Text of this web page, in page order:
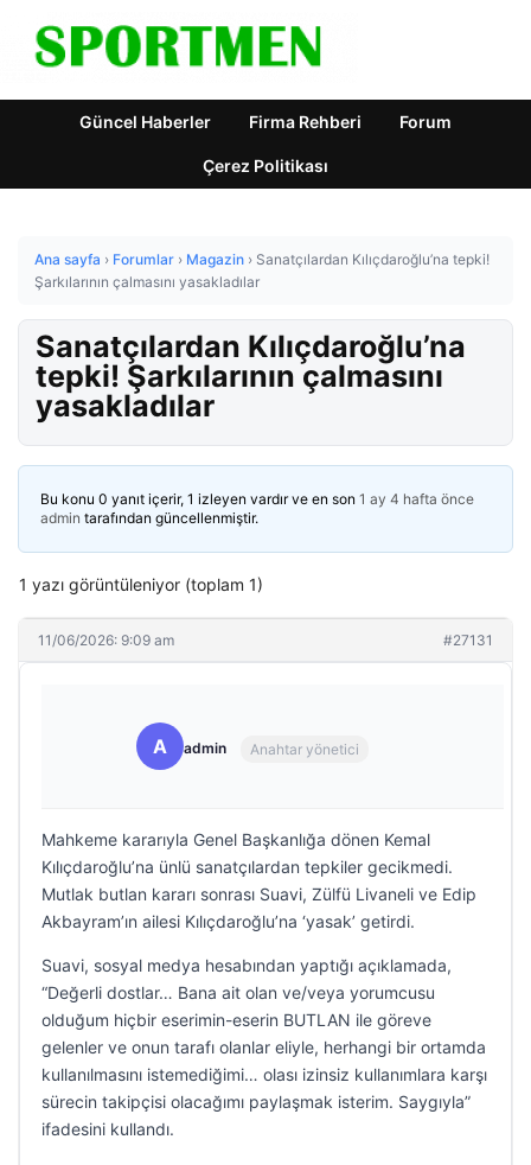
Güncel Haberler Firma Rehberi Forum
Çerez Politikası
Ana sayfa › Forumlar › Magazin › Sanatçılardan Kılıçdaroğlu’na tepki!
Şarkılarının çalmasını yasakladılar
Sanatçılardan Kılıçdaroğlu’na
tepki! Şarkılarının çalmasını
yasakladılar
Bu konu 0 yanıt içerir, 1 izleyen vardır ve en son 1 ay 4 hafta önce
admin tarafından güncellenmiştir.
1 yazı görüntüleniyor (toplam 1)
11/06/2026: 9:09 am #27131
A admin Anahtar yönetici
Mahkeme kararıyla Genel Başkanlığa dönen Kemal
Kılıçdaroğlu’na ünlü sanatçılardan tepkiler gecikmedi.
Mutlak butlan kararı sonrası Suavi, Zülfü Livaneli ve Edip
Akbayram’ın ailesi Kılıçdaroğlu’na ‘yasak’ getirdi.
Suavi, sosyal medya hesabından yaptığı açıklamada,
“Değerli dostlar… Bana ait olan ve/veya yorumcusu
olduğum hiçbir eserimin-eserin BUTLAN ile göreve
gelenler ve onun tarafı olanlar eliyle, herhangi bir ortamda
kullanılmasını istemediğimi… olası izinsiz kullanımlara karşı
sürecin takipçisi olacağımı paylaşmak isterim. Saygıyla”
ifadesini kullandı.